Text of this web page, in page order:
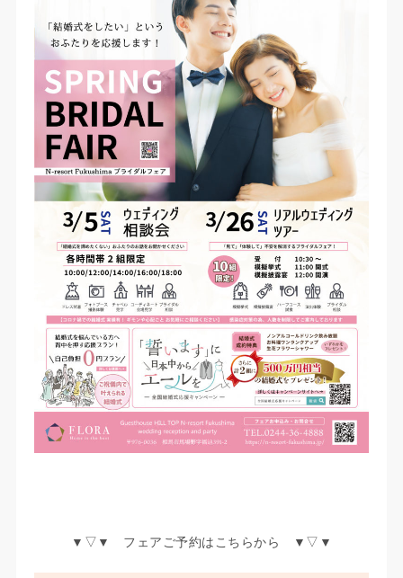
▼▽▼ フェアご予約はこちらから ▼▽▼